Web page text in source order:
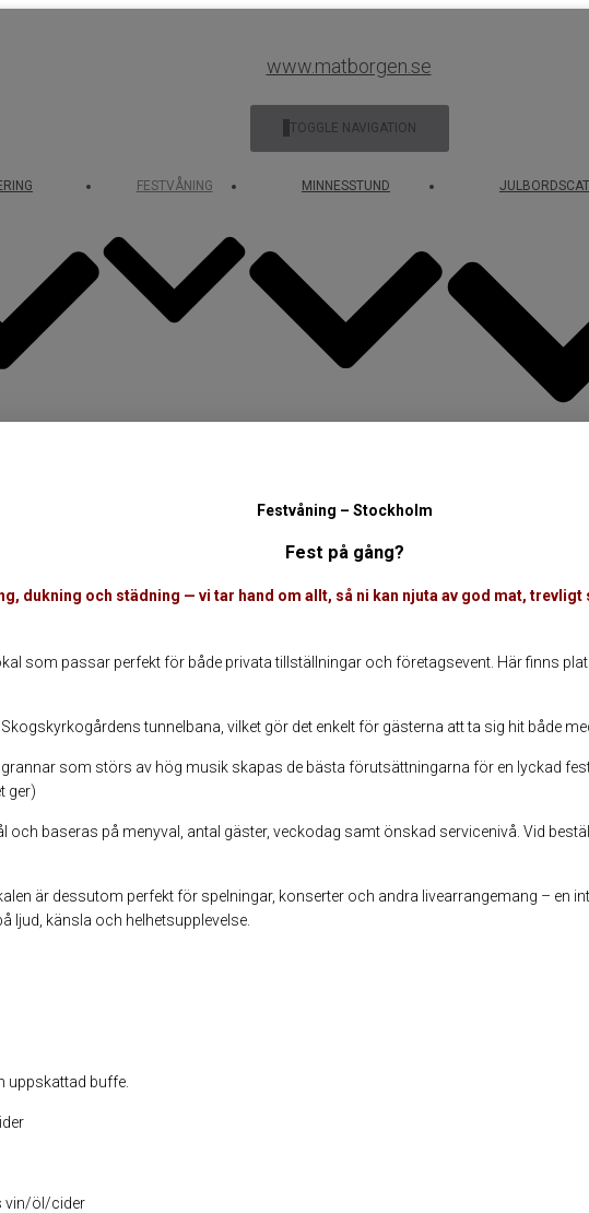
www.matborgen.se
TOGGLE NAVIGATION
FESTVÅNING MINNESSTUND
Festvåning – Stockholm
Fest på gång?
dukning och städning — vi tar hand om allt, så ni kan njuta av god mat, trevligt
som passar perfekt för både privata tillställningar och företagsevent. Här finns
Skogskyrkogårdens tunnelbana, vilket gör det enkelt för gästerna att ta sig hit både
som störs av hög musik skapas de bästa förutsättningarna för en lyckad
ger)
baseras på menyval, antal gäster, veckodag samt önskad servicenivå. Vid
är dessutom perfekt för spelningar, konserter och andra livearrangemang –
ljud, känsla och helhetsupplevelse.
buffe.
*1 glas vin/öl/cider